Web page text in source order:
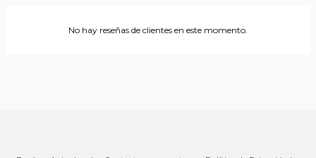
No hay reseñas de clientes en este momento.